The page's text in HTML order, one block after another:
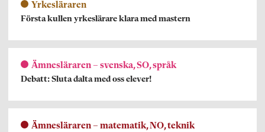
Yrkesläraren
Första kullen yrkeslärare klara med mastern
Ämnesläraren – svenska, SO, språk
Debatt: Sluta dalta med oss elever!
Ämnesläraren – matematik, NO, teknik